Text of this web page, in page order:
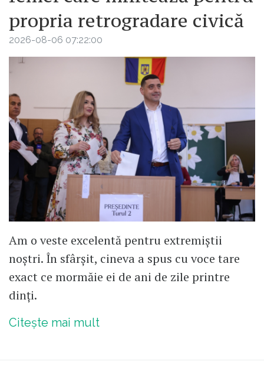
propria retrogradare civică
2026-08-06 07:22:00
Am o veste excelentă pentru extremiștii
noștri. În sfârșit, cineva a spus cu voce tare
exact ce mormăie ei de ani de zile printre
dinți.
Citește mai mult